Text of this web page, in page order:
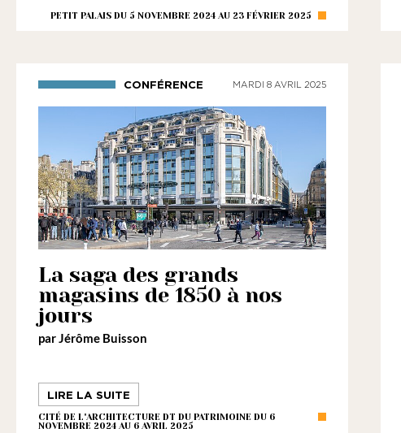
PETIT PALAIS DU 5 NOVEMBRE 2024 AU 23 FÉVRIER 2025
CONFÉRENCE MARDI 8 AVRIL 2025
La saga des grands
magasins de 1850 à nos
jours
par Jérôme Buisson
LIRE LA SUITE
CITÉ DE L'ARCHITECTURE DT DU PATRIMOINE DU 6
NOVEMBRE 2024 AU 6 AVRIL 2025